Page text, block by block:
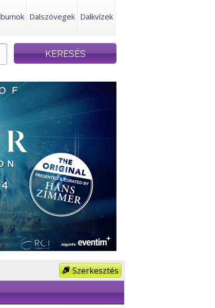
Dalszövegek Dalkvízek
Szerkesztés